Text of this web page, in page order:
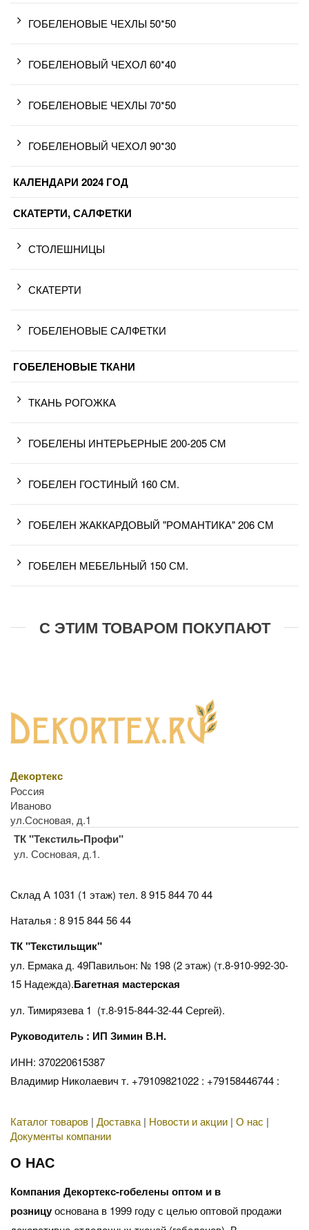
ГОБЕЛЕНОВЫЕ ЧЕХЛЫ 50*50
ГОБЕЛЕНОВЫЙ ЧЕХОЛ 60*40
ГОБЕЛЕНОВЫЕ ЧЕХЛЫ 70*50
ГОБЕЛЕНОВЫЙ ЧЕХОЛ 90*30
КАЛЕНДАРИ 2024 ГОД
СКАТЕРТИ, САЛФЕТКИ
СТОЛЕШНИЦЫ
СКАТЕРТИ
ГОБЕЛЕНОВЫЕ САЛФЕТКИ
ГОБЕЛЕНОВЫЕ ТКАНИ
ТКАНЬ РОГОЖКА
ГОБЕЛЕНЫ ИНТЕРЬЕРНЫЕ 200-205 СМ
ГОБЕЛЕН ГОСТИНЫЙ 160 СМ.
ГОБЕЛЕН ЖАККАРДОВЫЙ "РОМАНТИКА" 206 СМ
ГОБЕЛЕН МЕБЕЛЬНЫЙ 150 СМ.
С ЭТИМ ТОВАРОМ ПОКУПАЮТ
Декортекс
Россия
Иваново
ул.Сосновая, д.1
ТК "Текстиль-Профи"
ул. Сосновая, д.1.
Склад А 1031 (1 этаж) тел. 8 915 844 70 44
Наталья : 8 915 844 56 44
ТК "Текстильщик"
ул. Ермака д. 49Павильон: № 198 (2 этаж) (т.8-910-992-30-
15 Надежда).Багетная мастерская
ул. Тимирязева 1 (т.8-915-844-32-44 Сергей).
Руководитель : ИП Зимин В.Н.
ИНН: 370220615387
Владимир Николаевич т. +79109821022 : +79158446744 :
Каталог товаров | Доставка | Новости и акции | О нас |
Документы компании
О НАС
Компания Декортекс-гобелены оптом и в
розницуоснована в 1999 году с целью оптовой продажи